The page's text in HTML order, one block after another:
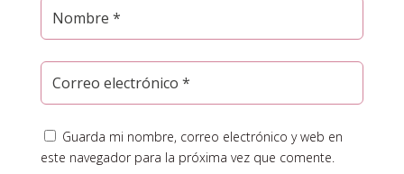
Guarda mi nombre, correo electrónico y web en
este navegador para la próxima vez que comente.